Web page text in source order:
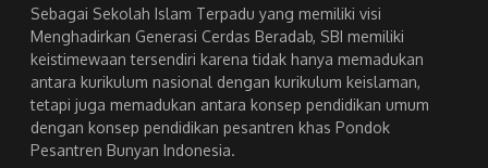
Sebagai Sekolah Islam Terpadu yang memiliki visi
Menghadirkan Generasi Cerdas Beradab, SBI memiliki
keistimewaan tersendiri karena tidak hanya memadukan
antara kurikulum nasional dengan kurikulum keislaman,
tetapi juga memadukan antara konsep pendidikan umum
dengan konsep pendidikan pesantren khas Pondok
Pesantren Bunyan Indonesia.